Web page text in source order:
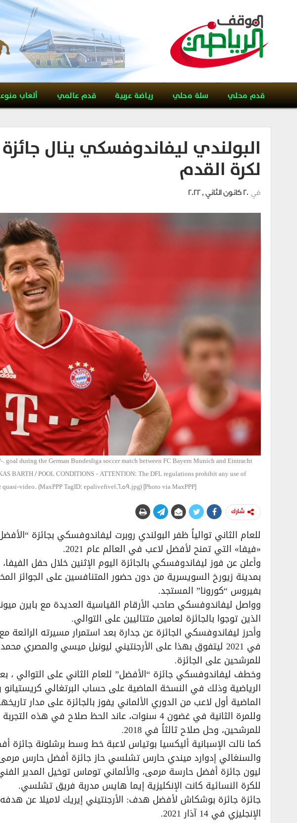
قدم محلي سلة محلي رياضة عربية قدم عالمي ألعاب
البولندي ليفاندوفسكي ينال
لكرة القدم
في 20 كانون الثاني , 2022
goal during the German Bundesliga soccer match between FC Bayern Munich and Eintracht
BARTH / POOL CONDITIONS - ATTENTION: The DFL regulations prohibit any use of
video. (MaxPPP TagID: epalivefive106059.jpg) [Photo via MaxPPP]
شارك
للعام الثاني توالياً ظفر البولندي روبرت ليفاندوفسكي بجائزة
«فيفا» التي تمنح لأفضل لاعب في العالم عام 2021.
وأعلن عن فوز ليفاندوفسكي بالجائزة اليوم الإثنين خلال حفل
بمدينة زيورخ السويسرية من دون حضور المتنافسين على الجوائز
بفيروس “كورونا” المستجد.
وواصل ليفاندوفسكي صاحب الأرقام القياسية العديدة مع بايرن
الذين توجوا بالجائزة لعامين متتاليين على التوالي.
وأحرز ليفاندوفسكي الجائزة عن جدارة بعد استمرار مسيرته الرائعة
في 2021 ليتفوق بهذا على الأرجنتيني ليونيل ميسي والمصري
للمرشحين على الجائزة.
وخطف ليفاندوفسكي جائزة “الأفضل” للعام الثاني على التوالي ،
الرياضية وذلك في النسخة الماضية على حساب البرتغالي
الماضية أول لاعب من الدوري الألماني يفوز بالجائزة على مدار تاريخها
وللمرة الثانية في غضون 4 سنوات، عاند الحظ صلاح في
للمرشحين، وحل صلاح ثالثاً في 2018.
كما نالت الإسبانية أليكسيا بوتياس لاعبة خط وسط برشلونة جائزة
والسنغالي إدوارد ميندي حارس تشلسي حاز جائزة أفضل حارس
ليون جائزة أفضل حارسة مرمى، والألماني توماس توخيل المدير
للكرة النسائية كانت الإنكليزية إيما هايس مدربة فريق تشلسي.
جائزة جائزة بوشكاش لأفضل هدف: الأرجنتيني إيريك لاميلا عن
الإنجليزي في 14 آذار 2021.